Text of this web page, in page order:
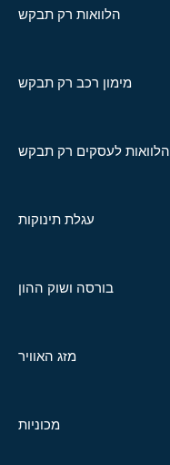
הלוואות רק תבקש
מימון רכב רק תבקש
הלוואות לעסקים רק תבקש
עגלת תינוקות
בורסה ושוק ההון
מזג האוויר
מכוניות